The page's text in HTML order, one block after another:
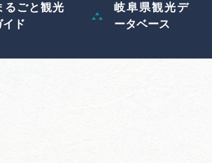
るごと観光
イド
岐阜県観光デ
ータベース